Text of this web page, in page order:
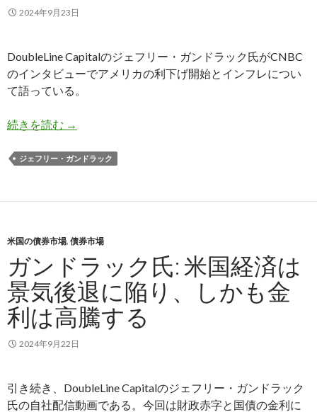
2024年9月23日
DoubleLine Capitalのジェフリー・ガンドラック氏がCNBC
のインタビューでアメリカの利下げ開始とインフレについ
て語っている。
続きを読む ガンドラック氏: 金融市場に米国のインフレ再燃
→
ジェフリー・ガンドラック
米国の債券市場, 債券市場
ガンドラック氏: 米国経済は
景気後退に陥り、しかも金
利は高騰する
2024年9月22日
引き続き、DoubleLine Capitalのジェフリー・ガンドラック
氏の自社配信動画である。今回は財政赤字と国債の金利に